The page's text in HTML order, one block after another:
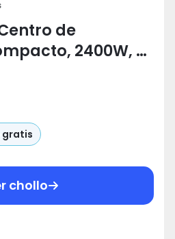
de
2400W, 6
Vapor Max
0-120 gr /min,
Temperatura
Antical sin
gratis
chollo